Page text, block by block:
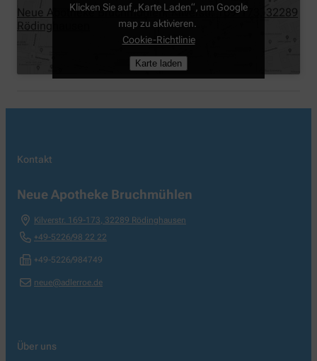
Neue Apotheke Bruchmühlen, Kilverstr. 169-173, 32289
Rödinghausen
Klicken Sie auf „Karte Laden“, um Google
map zu aktivieren.
Cookie-Richtlinie
Karte laden
Kontakt
Neue Apotheke Bruchmühlen
Kilverstr. 169-173, 32289 Rödinghausen
+49-5226/98 22 22
+49-5226/984749
neue@adlerroe.de
Über uns